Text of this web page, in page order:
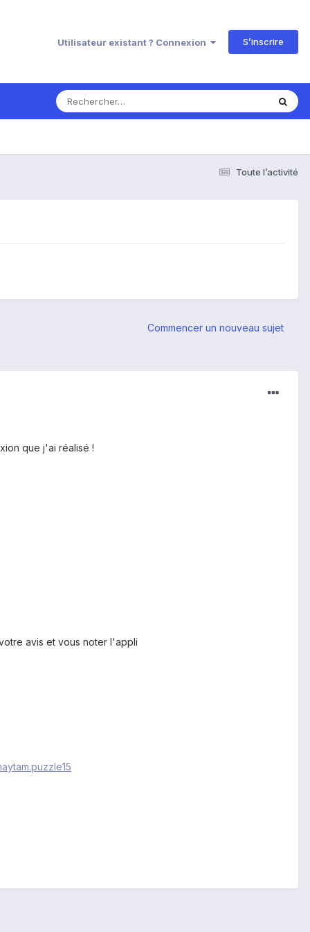
Utilisateur existant ? Connexion S’inscrire
Toute l’activité
Commencer un nouveau sujet
que j'ai réalisé !
avis et vous noter l'appli